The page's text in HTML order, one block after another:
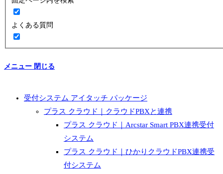
よくある質問
メニュー 閉じる
受付システム アイタッチ パッケージ
プラス クラウド｜クラウドPBXと連携
プラス クラウド｜Arcstar Smart PBX連携受付
システム
プラス クラウド｜ひかりクラウドPBX連携受
付システム